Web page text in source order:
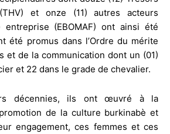
et onze (11) autres acteurs
(EBOMAF) ont ainsi été
été promus dans l’Ordre du mérite
et de la communication dont un (01)
et 22 dans le grade de chevalier.
décennies, ils ont œuvré à la
de la culture burkinabè et
engagement, ces femmes et ces